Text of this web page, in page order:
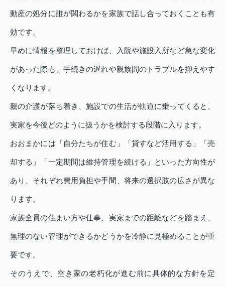
動産の処分に誰が関わるかを家族で話し合っておくことも有
効です。
早めに情報を整理しておけば、入院や施設入所など急な変化
があった際も、手続きの遅れや親族間のトラブルを抑えやす
くなります。
親の介護が落ち着き、施設での生活が軌道に乗ってくると、
実家を今後どのように扱うかを検討する段階に入ります。
おおまかには「自分たちが住む」「貸すなど活用する」「売
却する」「一定期間は維持管理を続ける」といった方向性が
あり、それぞれ費用負担や手間、将来の選択肢の広さが異な
ります。
家族全員の住まい方や仕事、実家までの距離などを踏まえ、
無理のない管理ができるかどうかを冷静に見極めることが重
要です。
そのうえで、空き家の老朽化が進む前に具体的な方針を定